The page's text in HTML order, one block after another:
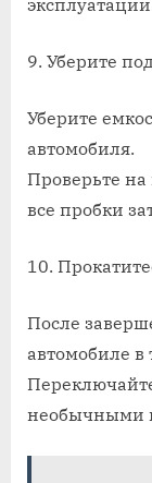
9. Уберите
Уберите
автомобиля.
Проверьте на
все пробки
10.
После
автомобиле в
необычными